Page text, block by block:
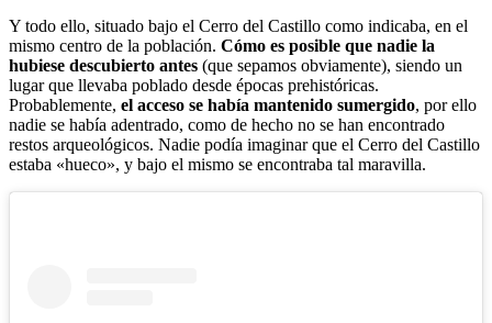
Y todo ello, situado bajo el Cerro del Castillo como indicaba, en el
mismo centro de la población. Cómo es posible que nadie la
hubiese descubierto antes (que sepamos obviamente), siendo un
lugar que llevaba poblado desde épocas prehistóricas.
Probablemente, el acceso se había mantenido sumergido, por ello
nadie se había adentrado, como de hecho no se han encontrado
restos arqueológicos. Nadie podía imaginar que el Cerro del Castillo
estaba «hueco», y bajo el mismo se encontraba tal maravilla.